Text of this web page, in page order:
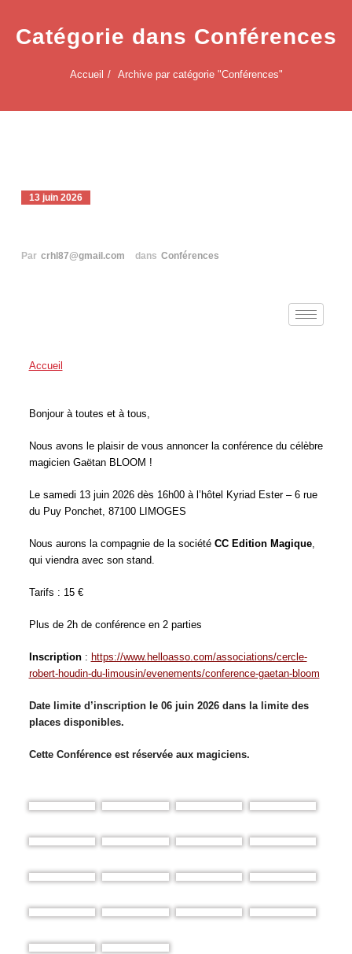
Catégorie dans Conférences
Accueil Archive par catégorie "Conférences"
13 juin 2026
Par crhl87@gmail.com dans Conférences
Accueil
Bonjour à toutes et à tous,
Nous avons le plaisir de vous annoncer la conférence du célèbre
magicien Gaëtan BLOOM !
Le samedi 13 juin 2026 dès 16h00 à l’hôtel Kyriad Ester – 6 rue
du Puy Ponchet, 87100 LIMOGES
Nous aurons la compagnie de la sociétéCC Edition Magique,
qui viendra avec son stand.
Tarifs : 15 €
Plus de 2h de conférence en 2 parties
Inscription : https://www.helloasso.com/associations/cercle-
robert-houdin-du-limousin/evenements/conference-gaetan-bloom
Date limite d’inscription le 06 juin 2026 dans la limite des
places disponibles.
Cette Conférence est réservée aux magiciens.